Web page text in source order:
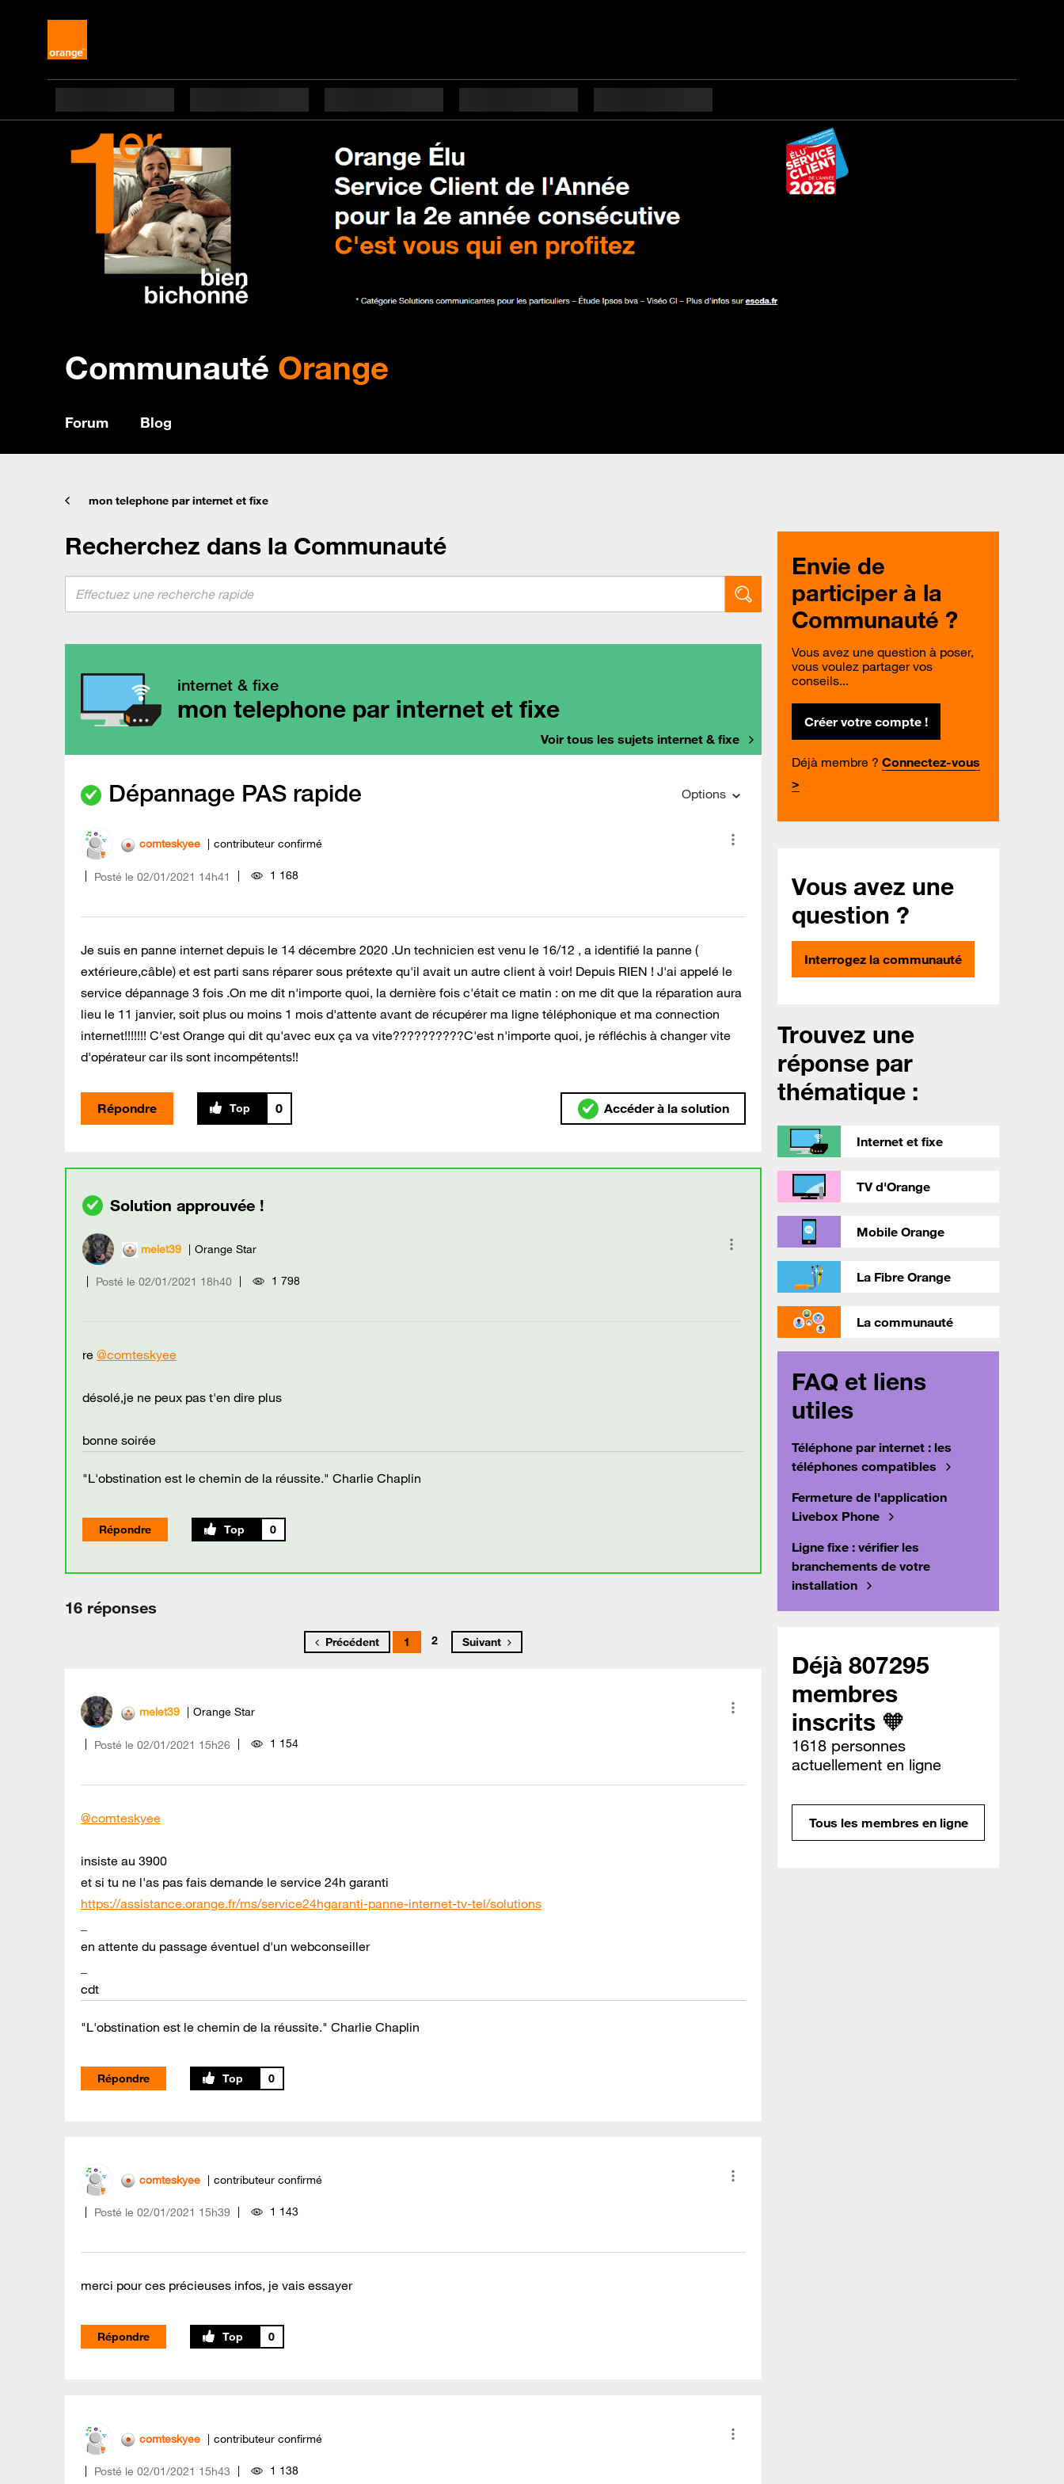
Communauté Orange
Forum Blog
mon telephone par internet et fixe
Recherchez dans la Communauté
internet & fixe
mon telephone par internet et fixe
Voir tous les sujets internet & fixe
Dépannage PAS rapide Options
comteskyee contributeur confirmé
Posté le ‎02/01/2021 14h41 1 168
Je suis en panne internet depuis le 14 décembre 2020 .Un technicien est venu le 16/12 , a identifié la panne (
extérieure,câble) et est parti sans réparer sous prétexte qu'il avait un autre client à voir! Depuis RIEN ! J'ai appelé le
service dépannage 3 fois .On me dit n'importe quoi, la dernière fois c'était ce matin : on me dit que la réparation aura
lieu le 11 janvier, soit plus ou moins 1 mois d'attente avant de récupérer ma ligne téléphonique et ma connection
internet!!!!!!! C'est Orange qui dit qu'avec eux ça va vite??????????C'est n'importe quoi, je réfléchis à changer vite
d'opérateur car ils sont incompétents!!
Répondre 0 Accéder à la solution
melet39 Orange Star
Posté le ‎02/01/2021 18h40 1 798
re @comteskyee
désolé,je ne peux pas t'en dire plus
bonne soirée
"L'obstination est le chemin de la réussite." Charlie Chaplin
Répondre 0
16 réponses
Précédent 1 2 Suivant
melet39 Orange Star
Posté le ‎02/01/2021 15h26 1 154
@comteskyee
insiste au 3900
et si tu ne l'as pas fais demande le service 24h garanti
https://assistance.orange.fr/ms/service24hgaranti-panne-internet-tv-tel/solutions
en attente du passage éventuel d'un webconseiller
cdt
"L'obstination est le chemin de la réussite." Charlie Chaplin
Répondre 0
comteskyee contributeur confirmé
Posté le ‎02/01/2021 15h39 1 143
merci pour ces précieuses infos, je vais essayer
Répondre 0
comteskyee contributeur confirmé
Posté le ‎02/01/2021 15h43 1 138
Envie de
participer à la
Communauté ?
Vous avez une question à poser,
vous voulez partager vos
conseils...
Créer votre compte !
Déjà membre ? Connectez-vous
>
Vous avez une
question ?
Interrogez la communauté
Trouvez une
réponse par
thématique :
Internet et fixe
TV d'Orange
Mobile Orange
La Fibre Orange
La communauté
FAQ et liens
utiles
Téléphone par internet : les
téléphones compatibles
Fermeture de l'application
Livebox Phone
Ligne fixe : vérifier les
branchements de votre
installation
Déjà 807295
membres
inscrits 🧡
1618 personnes
actuellement en ligne
Tous les membres en ligne